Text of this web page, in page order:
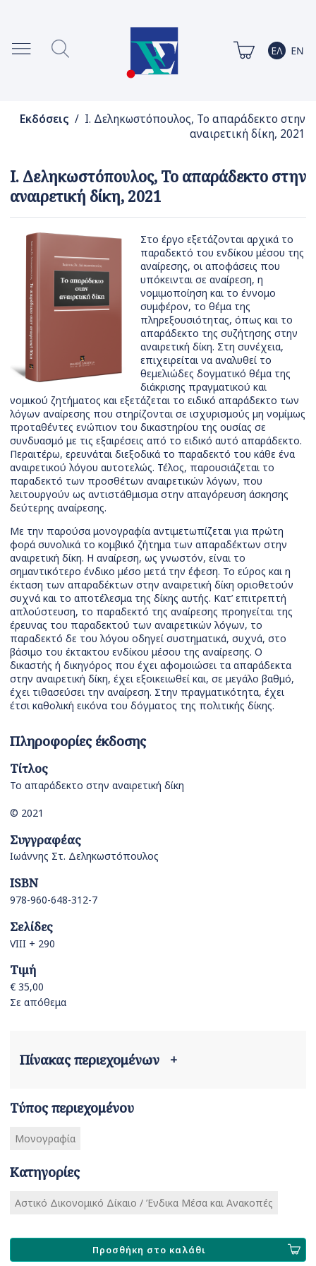
Εκδόσεις / Ι. Δεληκωστόπουλος, To απαράδεκτο στην
αναιρετική δίκη, 2021
Ι. Δεληκωστόπουλος, To απαράδεκτο στην
αναιρετική δίκη, 2021
Στο έργο εξετάζονται αρχικά το
παραδεκτό του ενδίκου μέσου της
αναίρεσης, οι αποφάσεις που
υπόκεινται σε αναίρεση, η
νομιμοποίηση και το έννομο
συμφέρον, το θέμα της
πληρεξουσιότητας, όπως και το
απαράδεκτο της συζήτησης στην
αναιρετική δίκη. Στη συνέχεια,
επιχειρείται να αναλυθεί το
θεμελιώδες δογματικό θέμα της
διάκρισης πραγματικού και
νομικού ζητήματος και εξετάζεται το ειδικό απαράδεκτο των
λόγων αναίρεσης που στηρίζονται σε ισχυρισμούς μη νομίμως
προταθέντες ενώπιον του δικαστηρίου της ουσίας σε
συνδυασμό με τις εξαιρέσεις από το ειδικό αυτό απαράδεκτο.
Περαιτέρω, ερευνάται διεξοδικά το παραδεκτό του κάθε ένα
αναιρετικού λόγου αυτοτελώς. Τέλος, παρουσιάζεται το
παραδεκτό των προσθέτων αναιρετικών λόγων, που
λειτουργούν ως αντιστάθμισμα στην απαγόρευση άσκησης
δεύτερης αναίρεσης.
Με την παρούσα μονογραφία αντιμετωπίζεται για πρώτη
φορά συνολικά το κομβικό ζήτημα των απαραδέκτων στην
αναιρετική δίκη. Η αναίρεση, ως γνωστόν, είναι το
σημαντικότερο ένδικο μέσο μετά την έφεση. Το εύρος και η
έκταση των απαραδέκτων στην αναιρετική δίκη οριοθετούν
συχνά και το αποτέλεσμα της δίκης αυτής. Κατ’ επιτρεπτή
απλούστευση, το παραδεκτό της αναίρεσης προηγείται της
έρευνας του παραδεκτού των αναιρετικών λόγων, το
παραδεκτό δε του λόγου οδηγεί συστηματικά, συχνά, στο
βάσιμο του έκτακτου ενδίκου μέσου της αναίρεσης. Ο
δικαστής ή δικηγόρος που έχει αφομοιώσει τα απαράδεκτα
στην αναιρετική δίκη, έχει εξοικειωθεί και, σε μεγάλο βαθμό,
έχει τιθασεύσει την αναίρεση. Στην πραγματικότητα, έχει
έτσι καθολική εικόνα του δόγματος της πολιτικής δίκης.
Πληροφορίες έκδοσης
Τίτλος
To απαράδεκτο στην αναιρετική δίκη
© 2021
Συγγραφέας
Ιωάννης Στ. Δεληκωστόπουλος
ISBN
978-960-648-312-7
Σελίδες
VIII + 290
Τιμή
€ 35,00
Σε απόθεμα
Πίνακας περιεχομένων +
Τύπος περιεχομένου
Μονογραφία
Κατηγορίες
Αστικό Δικονομικό Δίκαιο / Ένδικα Μέσα και Ανακοπές
Προσθήκη στο καλάθι